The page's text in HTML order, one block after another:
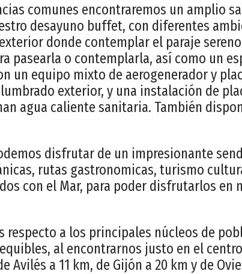
comunes encontraremos un amplio
desayuno buffet, con diferentes
donde contemplar el paraje
pasearla o contemplarla, así como un
un equipo mixto de aerogenerador y
exterior, y una instalación de
agua caliente sanitaria. También
disfrutar de un impresionante
rutas gastronomicas, turismo
con el Mar, para poder disfrutarlos en
respecto a los principales núcleos de
al encontrarnos justo en el
Avilés a 11 km, de Gijón a 20 km y de